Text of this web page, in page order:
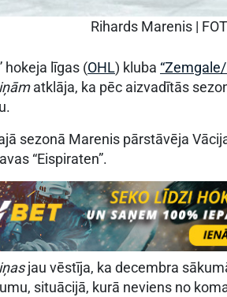
Rihards Marenis |
hokeja līgas (OHL) kluba
atklāja, ka pēc aizvadītās
sezonā Marenis pārstāvēja
“Eispiraten”.
jau vēstīja, ka decembra
situācijā, kurā neviens no